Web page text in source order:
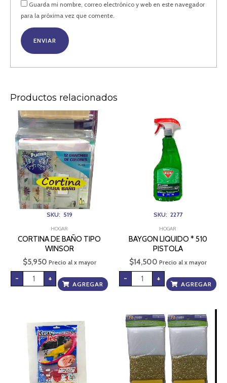
Guarda mi nombre, correo electrónico y web en este navegador
para la próxima vez que comente.
Productos relacionados
SKU: 519
HOGAR
CORTINA DE BAÑO TIPO
WINSOR
$5,950 Precio al x mayor
-
CORTINA
DE
BAÑO
TIPO
WINSOR
cantidad
+
AGREGAR
SKU: 2277
HOGAR
BAYGON LIQUIDO * 510
PISTOLA
$14,500 Precio al x mayor
-
LIQUIDO
PISTOLA
+
AGREGAR
KRAY
cantidad
ARYMAR
*3
UNDS
cantidad